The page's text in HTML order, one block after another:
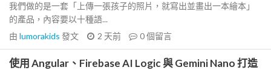
我們做的是一套「上傳一張孩子的照片，就寫出並畫出一本繪本」
的產品，內容要以十種語...
由 lumorakids 發文 2 天前 0個留言
使用 Angular、Firebase AI Logic 與 Gemini Nano 打造